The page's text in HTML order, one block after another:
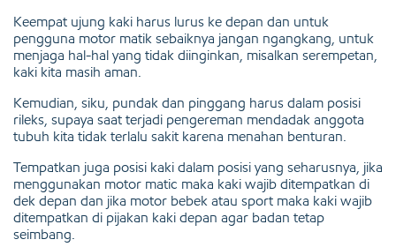
Keempat ujung kaki harus lurus ke depan dan untuk
pengguna motor matik sebaiknya jangan ngangkang, untuk
menjaga hal-hal yang tidak diinginkan, misalkan serempetan,
kaki kita masih aman.
Kemudian, siku, pundak dan pinggang harus dalam posisi
rileks, supaya saat terjadi pengereman mendadak anggota
tubuh kita tidak terlalu sakit karena menahan benturan.
Tempatkan juga posisi kaki dalam posisi yang seharusnya, jika
menggunakan motor matic maka kaki wajib ditempatkan di
dek depan dan jika motor bebek atau sport maka kaki wajib
ditempatkan di pijakan kaki depan agar badan tetap
seimbang.